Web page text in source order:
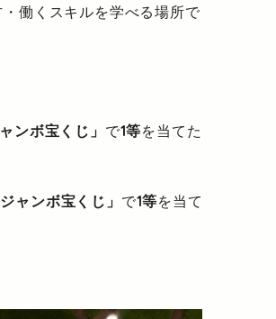
働くスキルを学べる場所で
ンボ宝くじ」 で1等を当てた
ャンボ宝くじ」 で1等を当て